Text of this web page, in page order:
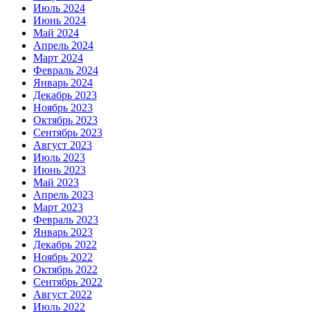
Июль 2024
Июнь 2024
Май 2024
Апрель 2024
Март 2024
Февраль 2024
Январь 2024
Декабрь 2023
Ноябрь 2023
Октябрь 2023
Сентябрь 2023
Август 2023
Июль 2023
Июнь 2023
Май 2023
Апрель 2023
Март 2023
Февраль 2023
Январь 2023
Декабрь 2022
Ноябрь 2022
Октябрь 2022
Сентябрь 2022
Август 2022
Июль 2022